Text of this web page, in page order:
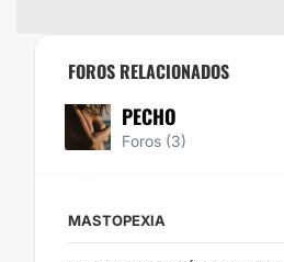
FOROS RELACIONADOS
PECHO
Foros (3)
MASTOPEXIA